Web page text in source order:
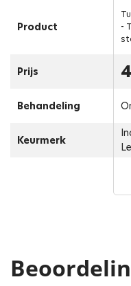
Product
Prijs
Behandeling
Keurmerk
-